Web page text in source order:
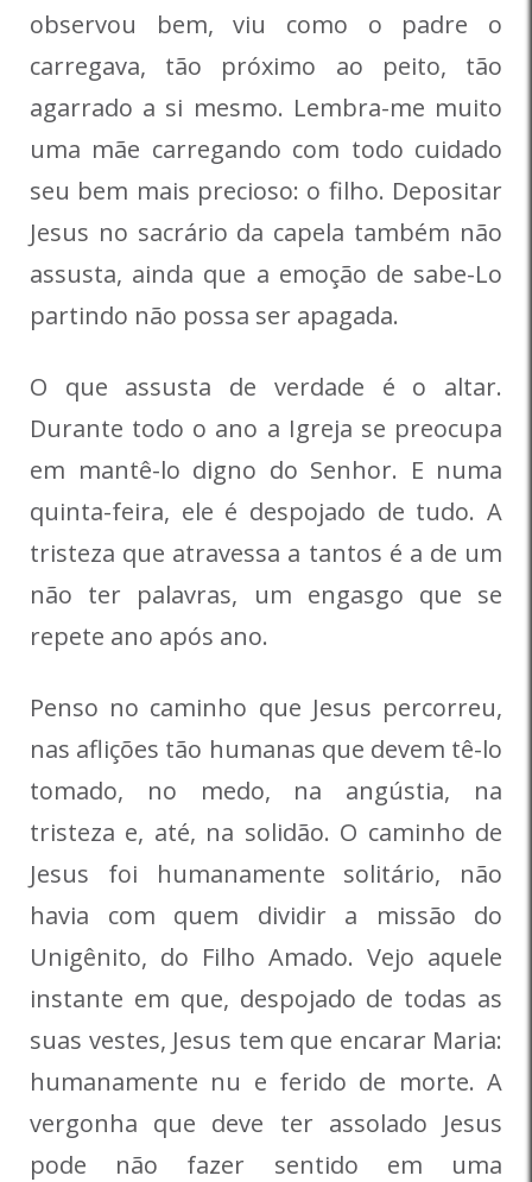
observou bem, viu como o padre o
carregava, tão próximo ao peito, tão
agarrado a si mesmo. Lembra-me muito
uma mãe carregando com todo cuidado
seu bem mais precioso: o filho. Depositar
Jesus no sacrário da capela também não
assusta, ainda que a emoção de sabe-Lo
partindo não possa ser apagada.
O que assusta de verdade é o altar.
Durante todo o ano a Igreja se preocupa
em mantê-lo digno do Senhor. E numa
quinta-feira, ele é despojado de tudo. A
tristeza que atravessa a tantos é a de um
não ter palavras, um engasgo que se
repete ano após ano.
Penso no caminho que Jesus percorreu,
nas aflições tão humanas que devem tê-lo
tomado, no medo, na angústia, na
tristeza e, até, na solidão. O caminho de
Jesus foi humanamente solitário, não
havia com quem dividir a missão do
Unigênito, do Filho Amado. Vejo aquele
instante em que, despojado de todas as
suas vestes, Jesus tem que encarar Maria:
humanamente nu e ferido de morte. A
vergonha que deve ter assolado Jesus
pode não fazer sentido em uma